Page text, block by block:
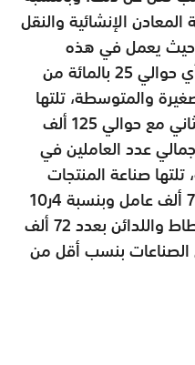
الإنشائية والنقل
حيث يعمل في هذه
الصناعة حوالي 187 ألف عامل أي حوالي 25 بالمائة من
والمتوسطة، تلتها
صناعة مواد البناء في المركز الثاني مع حوالي 125 ألف
من إجمالي عدد العاملين في
صناعة المنتجات
الغذائية والمشروبات بحوالي 75 ألف عامل وبنسبة 4ر10
بالمائة ، ثم صناعة منتجات المطاط واللدائن بعدد 72 ألف
فباقي الصناعات بنسب أقل من